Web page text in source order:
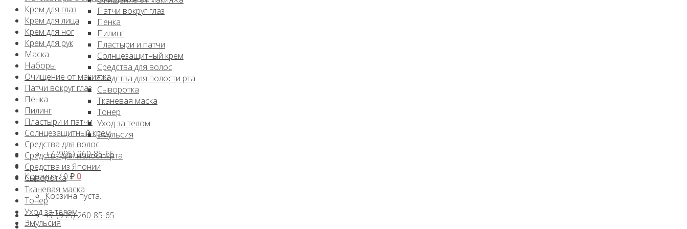
Патчи вокруг глаз
Пенка
Пилинг
Пластыри и патчи
Солнцезащитный крем
Средства для волос
Средства для полости рта
Сыворотка
Тканевая маска
Тонер
Уход за телом
Эмульсия
+7 (995) 260-85-65
Корзина /0 ₽0
Корзина пуста.
+7 (995) 260-85-65
Крем для глаз
Крем для лица
Крем для ног
Крем для рук
Маска
Наборы
Очищение от макияжа
Патчи вокруг глаз
Пенка
Пилинг
Пластыри и патчи
Солнцезащитный крем
Средства для волос
Средства для полости рта
Средства из Японии
Сыворотка
Тканевая маска
Тонер
Уход за телом
Эмульсия